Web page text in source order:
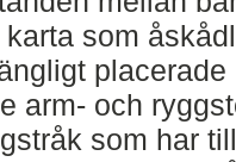
karta som
arm- och
som har